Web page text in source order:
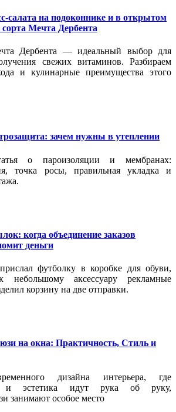
салата на подоконнике и в открытом
сорта Мечта Дербента
Дербента — идеальный выбор для
свежих витаминов. Разбираем
и кулинарные преимущества этого
зачем нужны в утеплении
о пароизоляции и мембранах:
точка росы, правильная укладка и
когда объединение заказов
деньги
футболку в коробке для обуви,
небольшому аксессуару рекламные
корзину на две отправки.
на окна: Практичность, Стиль и
дизайна интерьера, где
и эстетика идут рука об руку,
занимают особое место